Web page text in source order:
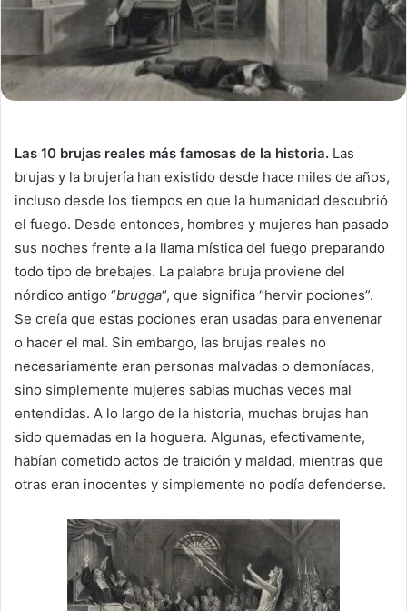
Las 10 brujas reales más famosas de la historia. Las
brujas y la brujería han existido desde hace miles de años,
incluso desde los tiempos en que la humanidad descubrió
el fuego. Desde entonces, hombres y mujeres han pasado
sus noches frente a la llama mística del fuego preparando
todo tipo de brebajes. La palabra bruja proviene del
nórdico antigo “brugga“, que significa “hervir pociones”.
Se creía que estas pociones eran usadas para envenenar
o hacer el mal. Sin embargo, las brujas reales no
necesariamente eran personas malvadas o demoníacas,
sino simplemente mujeres sabias muchas veces mal
entendidas. A lo largo de la historia, muchas brujas han
sido quemadas en la hoguera. Algunas, efectivamente,
habían cometido actos de traición y maldad, mientras que
otras eran inocentes y simplemente no podía defenderse.